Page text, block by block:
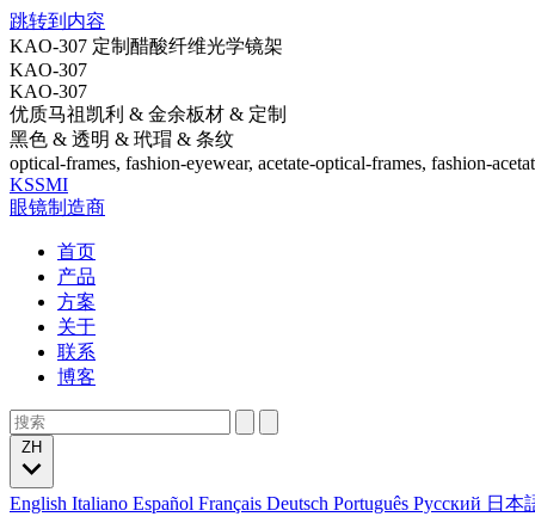
跳转到内容
KAO-307 定制醋酸纤维光学镜架
KAO-307
KAO-307
优质马祖凯利 & 金余板材 & 定制
黑色 & 透明 & 玳瑁 & 条纹
optical-frames, fashion-eyewear, acetate-optical-frames, fashion-
KSSMI
眼镜制造商
首页
产品
方案
关于
联系
博客
English Italiano Español Français Deutsch Português Русский 日本